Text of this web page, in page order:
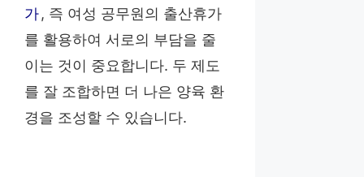
가, 즉 여성 공무원의 출산휴가
를 활용하여 서로의 부담을 줄
이는 것이 중요합니다. 두 제도
를 잘 조합하면 더 나은 양육 환
경을 조성할 수 있습니다.